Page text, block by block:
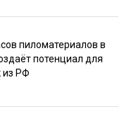
пиломатериалов в
потенциал для
из РФ